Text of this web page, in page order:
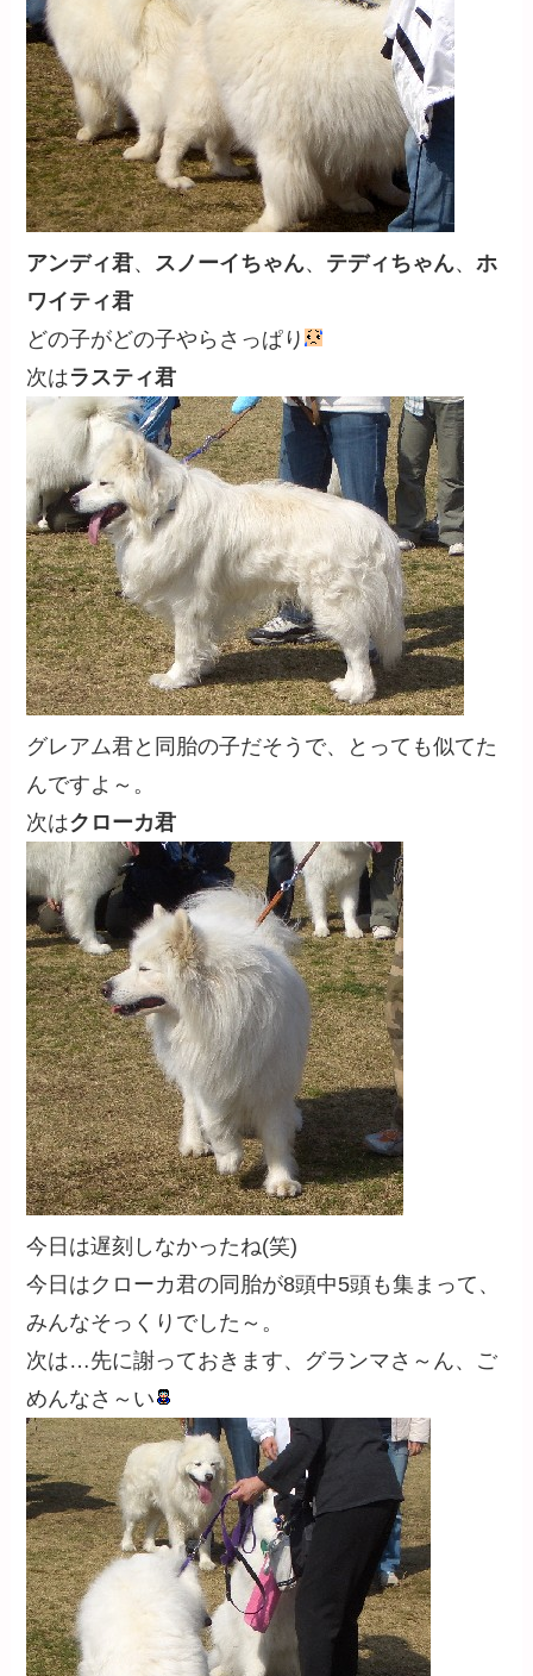
アンディ君、 スノーイちゃん、 テディちゃん、ホ
ワイティ君
どの子がどの子やらさっぱり
次はラスティ君
グレアム君と同胎の子だそうで、とっても似てた
んですよ～。
次はクローカ君
今日は遅刻しなかったね(笑)
今日はクローカ君の同胎が8頭中5頭も集まって、
みんなそっくりでした～。
次は…先に謝っておきます、グランマさ～ん、ご
めんなさ～い